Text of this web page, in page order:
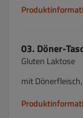
03. Döner-
Gluten Laktose
mit